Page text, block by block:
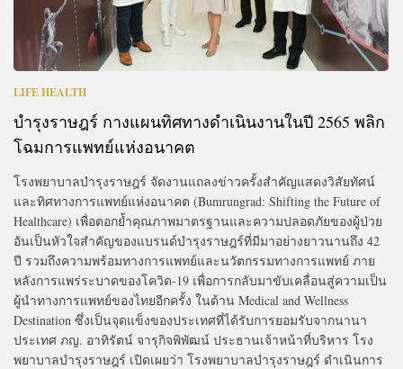
LIFE HEALTH
บำรุงราษฎร์ กางแผนทิศทางดำเนินงานในปี 2565 พลิก
โฉมการแพทย์แห่งอนาคต
โรงพยาบาลบำรุงราษฎร์ จัดงานแถลงข่าวครั้งสำคัญแสดงวิสัยทัศน์
และทิศทางการแพทย์แห่งอนาคต (Bumrungrad: Shifting the Future of
Healthcare) เพื่อตอกย้ำคุณภาพมาตรฐานและความปลอดภัยของผู้ป่วย
อันเป็นหัวใจสำคัญของแบรนด์บำรุงราษฎร์ที่มีมาอย่างยาวนานถึง 42
ปี รวมถึงความพร้อมทางการแพทย์และนวัตกรรมทางการแพทย์ ภาย
หลังการแพร่ระบาดของโควิด-19 เพื่อการกลับมาขับเคลื่อนสู่ความเป็น
ผู้นำทางการแพทย์ของไทยอีกครั้ง ในด้าน Medical and Wellness
Destination ซึ่งเป็นจุดแข็งของประเทศที่ได้รับการยอมรับจากนานา
ประเทศ ภญ. อาทิรัตน์ จารุกิจพิพัฒน์ ประธานเจ้าหน้าที่บริหาร โรง
พยาบาลบำรุงราษฎร์ เปิดเผยว่า โรงพยาบาลบำรุงราษฎร์ ดำเนินการ